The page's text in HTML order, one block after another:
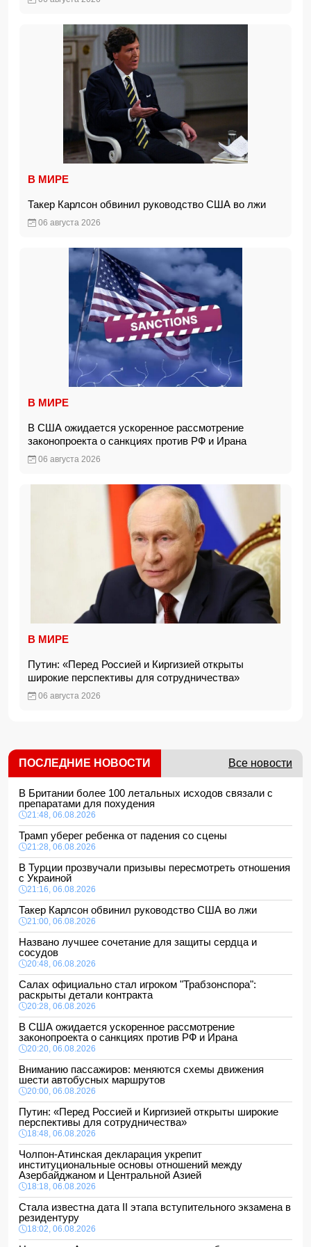
В МИРЕ
Такер Карлсон обвинил руководство США во лжи
06 августа 2026
В МИРЕ
В США ожидается ускоренное рассмотрение
законопроекта о санкциях против РФ и Ирана
06 августа 2026
В МИРЕ
Путин: «Перед Россией и Киргизией открыты
широкие перспективы для сотрудничества»
06 августа 2026
ПОСЛЕДНИЕ НОВОСТИ Все новости
В Британии более 100 летальных исходов связали с
препаратами для похудения
21:48, 06.08.2026
Трамп уберег ребенка от падения со сцены
21:28, 06.08.2026
В Турции прозвучали призывы пересмотреть отношения
с Украиной
21:16, 06.08.2026
Такер Карлсон обвинил руководство США во лжи
21:00, 06.08.2026
Названо лучшее сочетание для защиты сердца и
сосудов
20:48, 06.08.2026
Салах официально стал игроком "Трабзонспора":
раскрыты детали контракта
20:28, 06.08.2026
В США ожидается ускоренное рассмотрение
законопроекта о санкциях против РФ и Ирана
20:20, 06.08.2026
Вниманию пассажиров: меняются схемы движения
шести автобусных маршрутов
20:00, 06.08.2026
Путин: «Перед Россией и Киргизией открыты широкие
перспективы для сотрудничества»
18:48, 06.08.2026
Чолпон-Атинская декларация укрепит
институциональные основы отношений между
Азербайджаном и Центральной Азией
18:18, 06.08.2026
Стала известна дата II этапа вступительного экзамена в
резидентуру
18:02, 06.08.2026